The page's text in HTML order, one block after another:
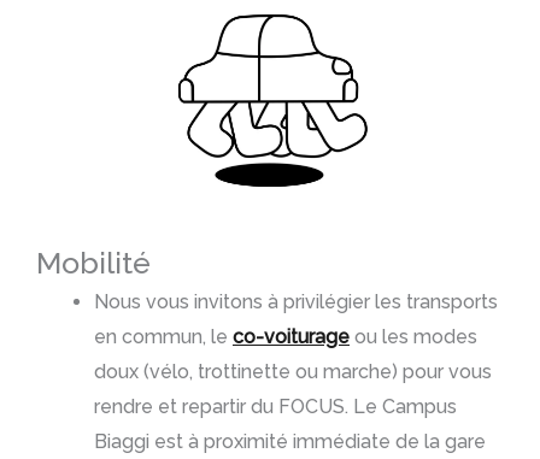
Mobilité
Nous vous invitons à privilégier les transports
en commun, le co-voiturage ou les modes
doux (vélo, trottinette ou marche) pour vous
rendre et repartir du FOCUS. Le Campus
Biaggi est à proximité immédiate de la gare